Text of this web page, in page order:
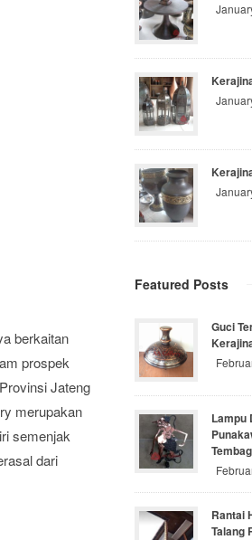
berkaitan
prospek
Jateng
merupakan
semenjak
dari
Featured Posts
Guci
Lampu
Rantai
Talang